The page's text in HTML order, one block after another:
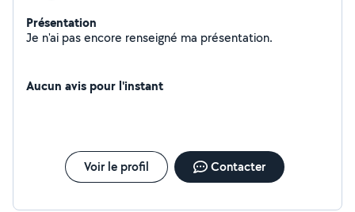
Présentation
Je n'ai pas encore renseigné ma présentation.
Aucun avis pour l'instant
Voir le profil Contacter